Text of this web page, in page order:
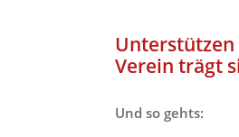
Unterstützen
Verein trägt
Und so gehts: